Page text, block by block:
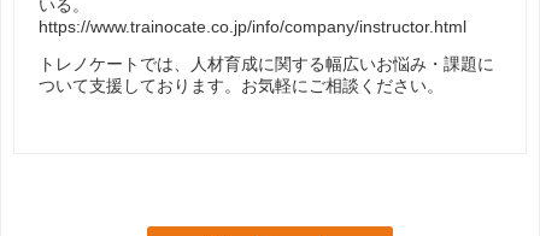
いる。
https://www.trainocate.co.jp/info/company/instructor.html
トレノケートでは、人材育成に関する幅広いお悩み・課題に
ついて支援しております。お気軽にご相談ください。